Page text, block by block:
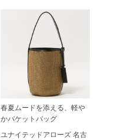
春夏ムードを添える、軽や
かバケットバッグ
ユナイテッドアローズ 名古